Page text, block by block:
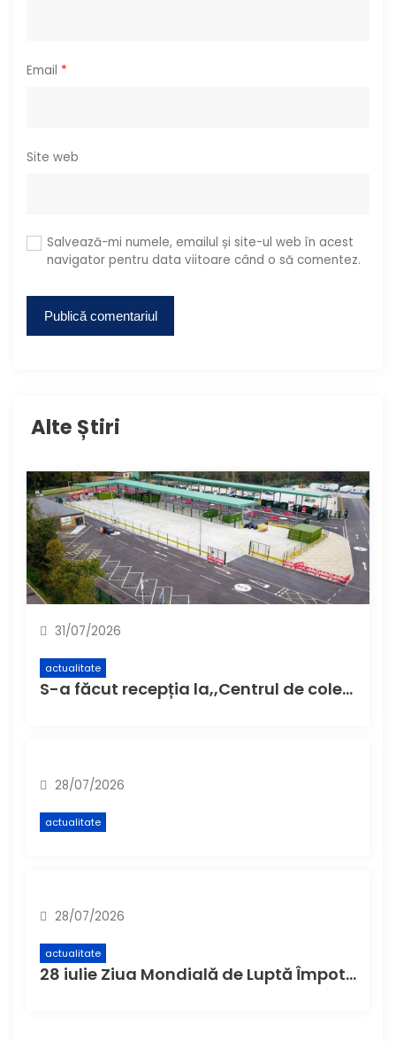
Email *
Site web
Salvează-mi numele, emailul și site-ul web în acest
navigator pentru data viitoare când o să comentez.
Alte Știri
31/07/2026
actualitate
S-a făcut recepția la,,Centrul de colectare cu aport voluntar” (CAV), unde buzoienii pot aduce deșeuri care nu încap în pubela de acasă
28/07/2026
actualitate
28/07/2026
actualitate
28 iulie Ziua Mondială de Luptă Împotriva Hepatitei